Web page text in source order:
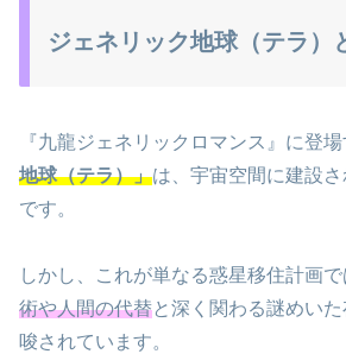
ジェネリック地球（テラ）
『九龍ジェネリックロマンス』に登場
地球（テラ）」は、宇宙空間に建設
です。
しかし、これが単なる惑星移住計画で
術や人間の代替と深く関わる謎めい
唆されています。